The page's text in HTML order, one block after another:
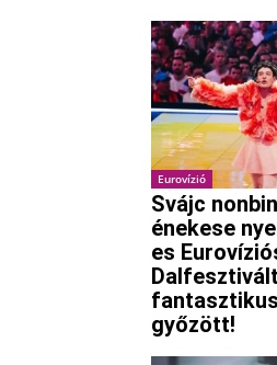
Eurovízió
Svájc
énekese
es
győzött!